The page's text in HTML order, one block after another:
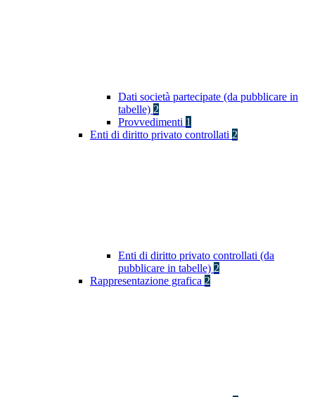
Dati società partecipate (da pubblicare in
tabelle) 2
Provvedimenti 1
Enti di diritto privato controllati 2
Enti di diritto privato controllati (da
pubblicare in tabelle) 2
Rappresentazione grafica 2